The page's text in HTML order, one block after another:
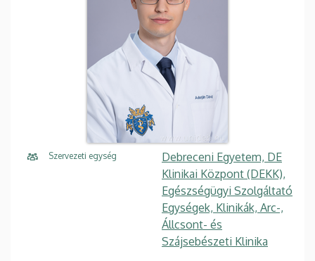
Szervezeti egység
Debreceni Egyetem, DE
Klinikai Központ (DEKK),
Egészségügyi Szolgáltató
Egységek, Klinikák, Arc-,
Állcsont- és
Szájsebészeti Klinika